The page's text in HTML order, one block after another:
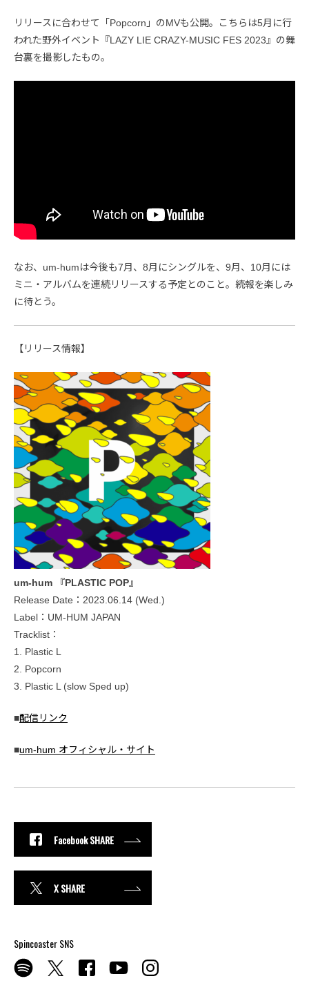
リリースに合わせて「Popcorn」のMVも公開。こちらは5月に行
われた野外イベント『LAZY LIE CRAZY-MUSIC FES 2023』の舞
台裏を撮影したもの。
なお、um-humは今後も7月、8月にシングルを、9月、10月には
ミニ・アルバムを連続リリースする予定とのこと。続報を楽しみ
に待とう。
【リリース情報】
um-hum 『PLASTIC POP』
Release Date：2023.06.14 (Wed.)
Label：UM-HUM JAPAN
Tracklist：
1. Plastic L
2. Popcorn
3. Plastic L (slow Sped up)
■配信リンク
■um-hum オフィシャル・サイト
Facebook SHARE
X SHARE
Spincoaster SNS